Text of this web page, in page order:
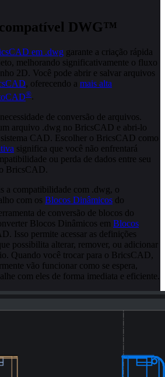
DWG™
em .dwg garante a criação rápida
melhorando significativamente o fluxo
2D. Você pode abrir e salvar arquivos
, oferecendo a mais alta
®
de conversão de arquivos.
arquivo .dwg no BricsCAD e abri-lo
sistema CAD. Escolher o BricsCAD como
significa que você não enfrentará
ou perda de dados entre seu
BricsCAD.
a compatibilidade com .dwg, o
com os Blocos Dinâmicos do
de conversão de blocos do
Blocos Dinâmicos em Blocos
Isso permite acessar as definições
possibilita alterar, remover, ou adicionar
Quando você trocar para o BricsCAD,
vão funcionar como se espera,
com eles de forma imediata e eficiente.